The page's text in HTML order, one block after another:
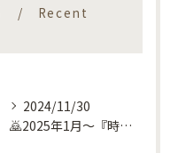
Recent
2024/11/30
🙇2025年1月～『時短コース』のお知らせ🙇